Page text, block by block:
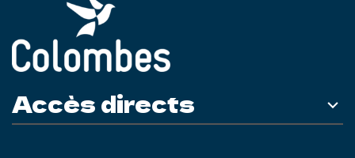
Accès directs